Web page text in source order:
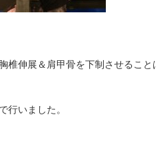
椎伸展＆肩甲骨を下制させるこ
行いました。